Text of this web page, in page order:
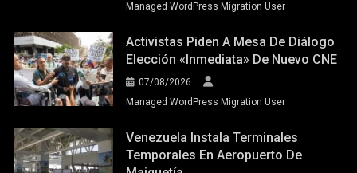
Managed WordPress Migration User
Activistas Piden A Mesa De Diálogo
Elección «inmediata» De Nuevo CNE
07/08/2026
Managed WordPress Migration User
Venezuela Instala Terminales
Temporales En Aeropuerto De